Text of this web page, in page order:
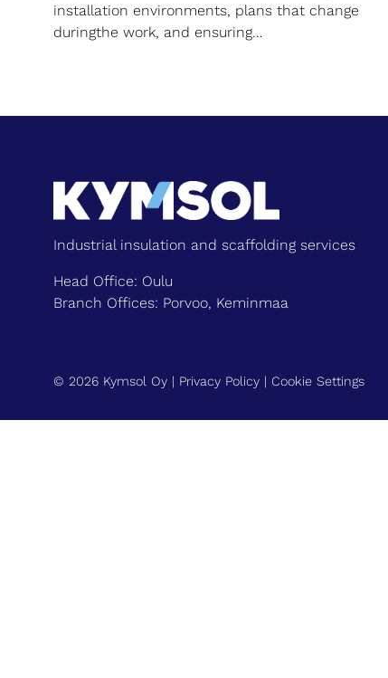
installation environments, plans that change
duringthe work, and ensuring…
Industrial insulation and scaffolding services
Head Office: Oulu
Branch Offices: Porvoo, Keminmaa
© 2026 Kymsol Oy | Privacy Policy | Cookie Settings